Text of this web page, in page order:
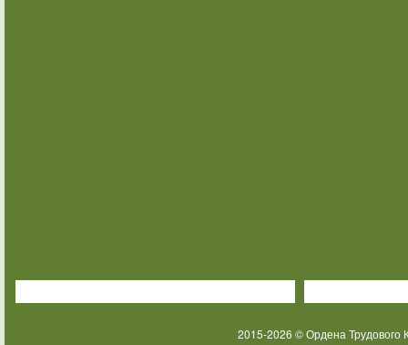
2015-2026 © Ордена